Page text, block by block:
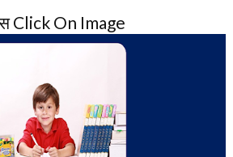
Click On Image